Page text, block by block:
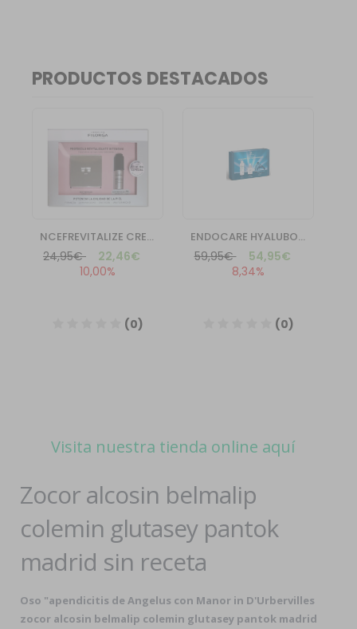
Visita nuestra tienda online aquí
Zocor alcosin belmalip
colemin glutasey pantok
madrid sin receta
Oso "apendicitis de Angelus con Manor in D'Urbervilles
zocor alcosin belmalip colemin glutasey pantok madrid